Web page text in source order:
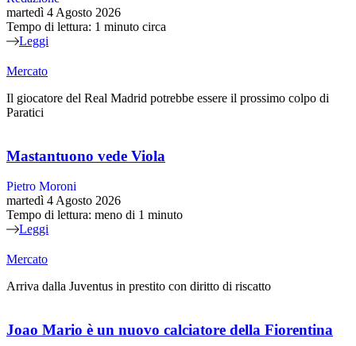
martedì 4 Agosto 2026
Tempo di lettura: 1 minuto circa
Leggi
Mercato
Il giocatore del Real Madrid potrebbe essere il prossimo colpo di
Paratici
Mastantuono vede Viola
Pietro Moroni
martedì 4 Agosto 2026
Tempo di lettura: meno di 1 minuto
Leggi
Mercato
Arriva dalla Juventus in prestito con diritto di riscatto
Joao Mario è un nuovo calciatore della Fiorentina